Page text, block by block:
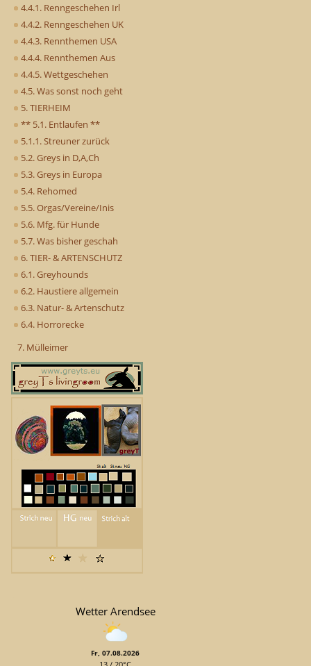
4.4.1. Renngeschehen Irl
4.4.2. Renngeschehen UK
4.4.3. Rennthemen USA
4.4.4. Rennthemen Aus
4.4.5. Wettgeschehen
4.5. Was sonst noch geht
5. TIERHEIM
** 5.1. Entlaufen **
5.1.1. Streuner zurück
5.2. Greys in D,A,Ch
5.3. Greys in Europa
5.4. Rehomed
5.5. Orgas/Vereine/Inis
5.6. Mfg. für Hunde
5.7. Was bisher geschah
6. TIER- & ARTENSCHUTZ
6.1. Greyhounds
6.2. Haustiere allgemein
6.3. Natur- & Artenschutz
6.4. Horrorecke
7. Mülleimer
Wetter Arendsee
Fr, 07.08.2026